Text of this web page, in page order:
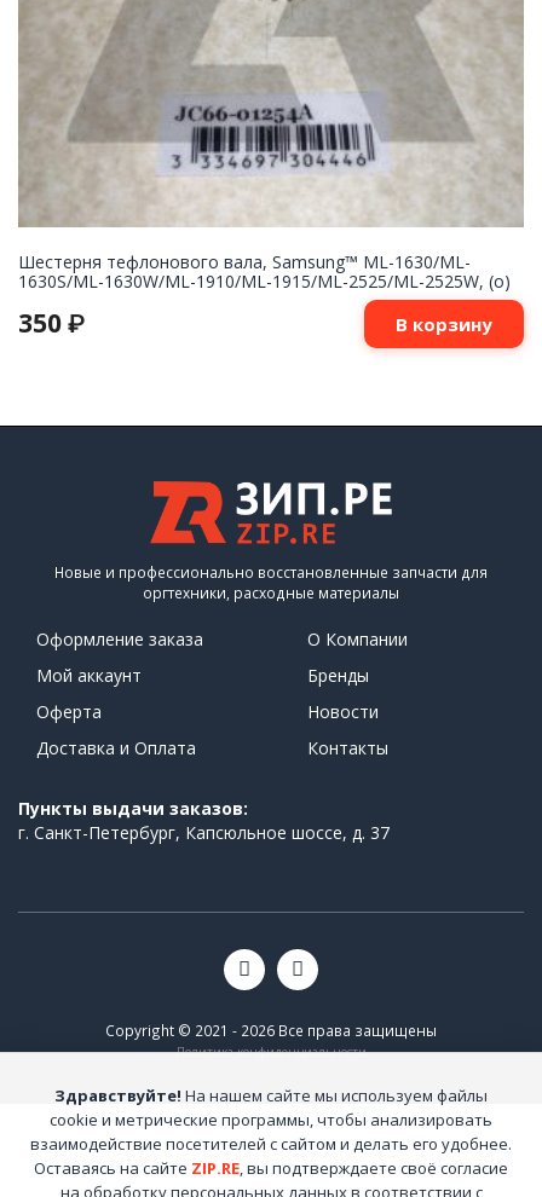
Шестерня тефлонового вала, Samsung™ ML-1630/ML-
1630S/ML-1630W/ML-1910/ML-1915/ML-2525/ML-2525W, (о)
350 ₽ В корзину
Новые и профессионально восстановленные запчасти для
оргтехники, расходные материалы
Оформление заказа
Мой аккаунт
Оферта
Доставка и Оплата
О Компании
Бренды
Новости
Контакты
Пункты выдачи заказов:
г. Санкт-Петербург, Капсюльное шоссе, д. 37
Copyright © 2021 - 2026 Все права защищены
Политика конфиденциальности
Здравствуйте! На нашем сайте мы используем файлы
cookie и метрические программы, чтобы анализировать
взаимодействие посетителей с сайтом и делать его удобнее.
Оставаясь на сайте ZIP.RE, вы подтверждаете своё согласие
на обработку персональных данных в соответствии с